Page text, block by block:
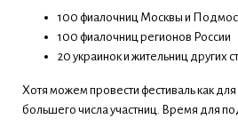
100 фиалочниц Москвы и
100 фиалочниц регионов России
20 украинок и жительниц других
Хотя можем провести фестиваль как
большего числа участниц. Время для